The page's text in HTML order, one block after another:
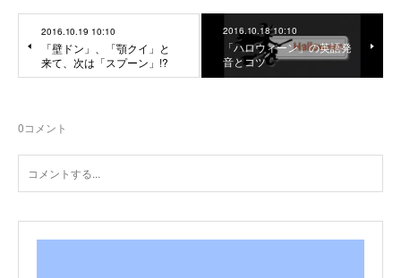
2016.10.19 10:10
「壁ドン」、「顎クイ」と
来て、次は「スプーン」!?
2016.10.18 10:10
「ハロウィーン」の英語発
音とコツ
0コメント